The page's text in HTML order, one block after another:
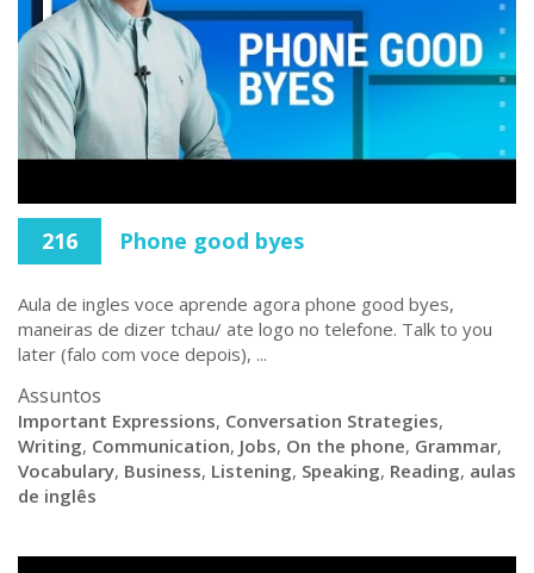
216 Phone good byes
Aula de ingles voce aprende agora phone good byes,
maneiras de dizer tchau/ ate logo no telefone. Talk to you
later (falo com voce depois), ...
Assuntos
Important Expressions, Conversation Strategies,
Writing, Communication, Jobs, On the phone, Grammar,
Vocabulary, Business, Listening, Speaking, Reading, aulas
de inglês